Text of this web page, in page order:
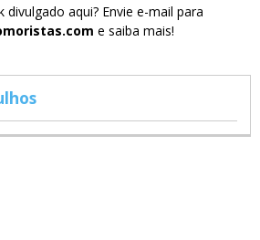
divulgado aqui? Envie e-mail para
e saiba mais!